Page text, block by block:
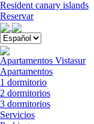
Menú
Resident canary islands
Reservar
Close
menu
Apartamentos Vistasur
Apartamentos
1 dormitorio
2 dormitorios
3 dormitorios
Servicios